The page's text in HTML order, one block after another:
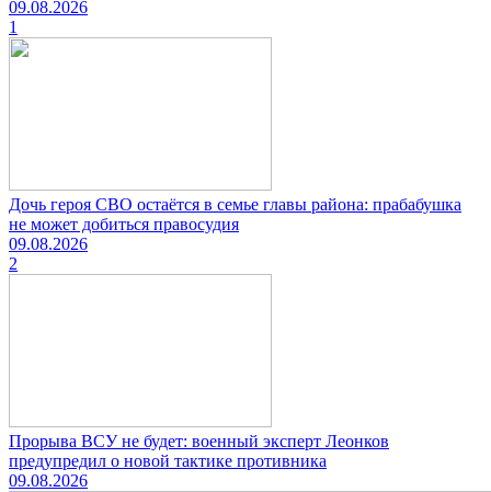
09.08.2026
1
Дочь героя СВО остаётся в семье главы района: прабабушка
не может добиться правосудия
09.08.2026
2
Прорыва ВСУ не будет: военный эксперт Леонков
предупредил о новой тактике противника
09.08.2026